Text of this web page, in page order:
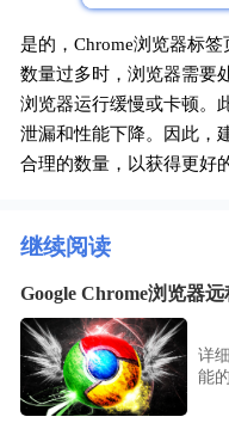
是的，Chrome浏览器标
数量过多时，浏览器需要
浏览器运行缓慢或卡顿。
泄漏和性能下降。因此，
合理的数量，以获得更好
继续阅读
Google Chrome浏览器
详
能